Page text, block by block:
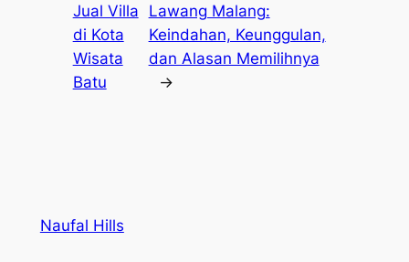
Jual Villa
di Kota
Wisata
Batu
Lawang Malang:
Keindahan, Keunggulan,
dan Alasan Memilihnya
→
Naufal Hills